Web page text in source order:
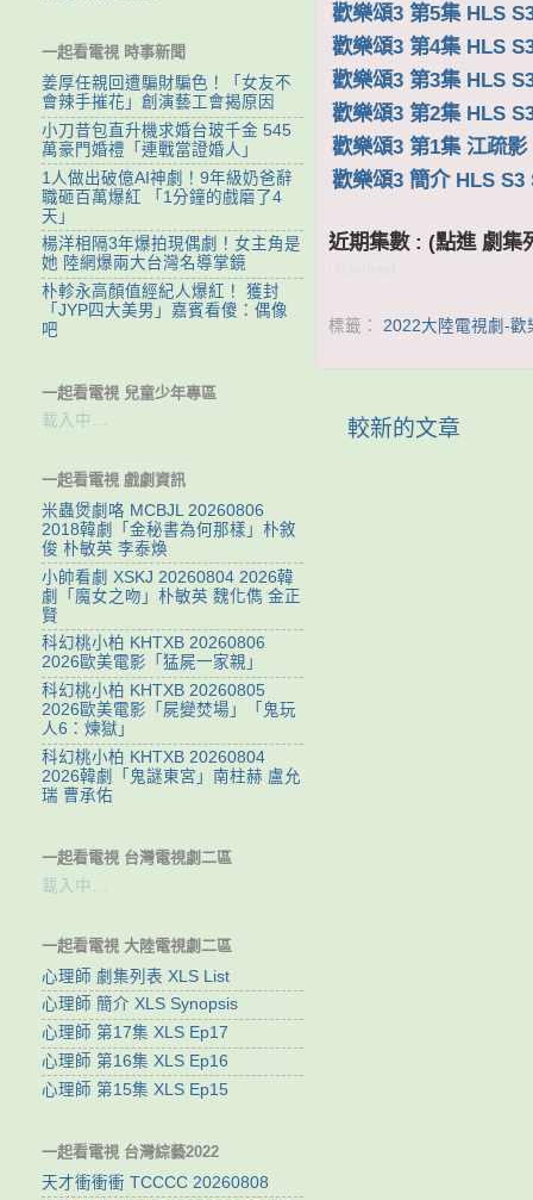
歡樂頌3 第5集 HLS
歡樂頌3 第4集 HLS
歡樂頌3 第3集 HLS
歡樂頌3 第2集 HLS
歡樂頌3 第1集 江疏
歡樂頌3 簡介 HLS
近期集數 : (點進 劇集
標籤： 2022大陸電視劇-歡
較新的文章
一起看電視 時事新聞
姜厚任親回遭騙財騙色！「女友不
會辣手摧花」創演藝工會揭原因
小刀昔包直升機求婚台玻千金 545
萬豪門婚禮「連戰當證婚人」
1人做出破億AI神劇！9年級奶爸辭
職砸百萬爆紅 「1分鐘的戲磨了4
天」
楊洋相隔3年爆拍現偶劇！女主角是
她 陸網爆兩大台灣名導掌鏡
朴軫永高顏值經紀人爆紅！ 獲封
「JYP四大美男」嘉賓看傻：偶像
吧
一起看電視 兒童少年專區
載入中…
一起看電視 戲劇資訊
米蟲煲劇咯 MCBJL 20260806
2018韓劇「金秘書為何那樣」朴敘
俊 朴敏英 李泰煥
小帥看劇 XSKJ 20260804 2026韓
劇「魔女之吻」朴敏英 魏化儁 金正
賢
科幻桃小柏 KHTXB 20260806
2026歐美電影「猛屍一家親」
科幻桃小柏 KHTXB 20260805
2026歐美電影「屍變焚場」「鬼玩
人6：煉獄」
科幻桃小柏 KHTXB 20260804
2026韓劇「鬼謎東宮」南柱赫 盧允
瑞 曹承佑
一起看電視 台灣電視劇二區
載入中…
一起看電視 大陸電視劇二區
心理師 劇集列表 XLS List
心理師 簡介 XLS Synopsis
心理師 第17集 XLS Ep17
心理師 第16集 XLS Ep16
心理師 第15集 XLS Ep15
一起看電視 台灣綜藝2022
天才衝衝衝 TCCCC 20260808